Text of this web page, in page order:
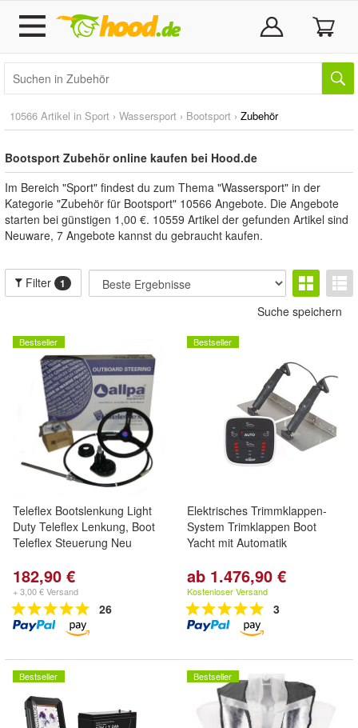
10566 Artikel in Sport › Wassersport › Bootsport › Zubehör
Bootsport Zubehör online kaufen bei Hood.de
Im Bereich "Sport" findest du zum Thema "Wassersport" in der
Kategorie "Zubehör für Bootsport" 10566 Angebote. Die Angebote
starten bei günstigen 1,00 €. 10559 Artikel der gefunden Artikel sind
Neuware, 7 Angebote kannst du gebraucht kaufen.
Filter 1
Suche speichern
Bestseller
Teleflex Bootslenkung Light
Duty Teleflex Lenkung, Boot
Teleflex Steuerung Neu
182,90 €
+ 3,00 € Versand
26
Bestseller
Elektrisches Trimmklappen-
System Trimklappen Boot
Yacht mit Automatik
ab 1.476,90 €
Kostenloser Versand
3
Bestseller Bestseller